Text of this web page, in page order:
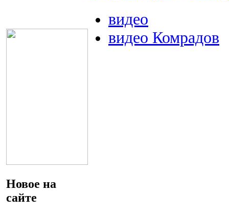
Новое на
сайте
видео
видео Комрадов